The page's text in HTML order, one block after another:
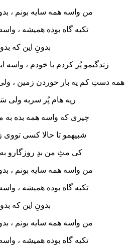
من واسه همه سایه بونم ،
تکیه گاه بوده همیشه ،
بدونِ این که
زندگیمو پُر کردم با خودم ، واسه
همه دستِ کم یه بار خوردن زمین ،
ریه هام پُر سربه ولی
چیزی که واسه همه بده به
شبیهمو تا حالا کسی تووی
کی مثِ من بدِ روزگارو
من واسه همه سایه بونم ،
تکیه گاه بوده همیشه ،
بدونِ این که
من واسه همه سایه بونم ،
تکیه گاه بوده همیشه ،